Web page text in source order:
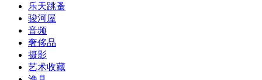
乐天跳蚤
骏河屋
音频
奢侈品
摄影
艺术收藏